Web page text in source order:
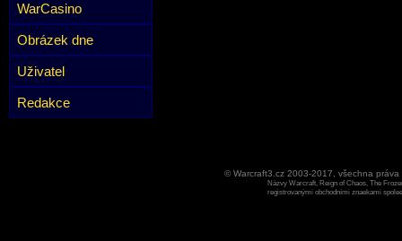
WarCasino
Obrázek dne
Uživatel
Redakce
© Warcraft3.cz 2003-2017, všechna
Názvy Warcraft, Reign of Chaos, The
registrovanými obchodními znaekami